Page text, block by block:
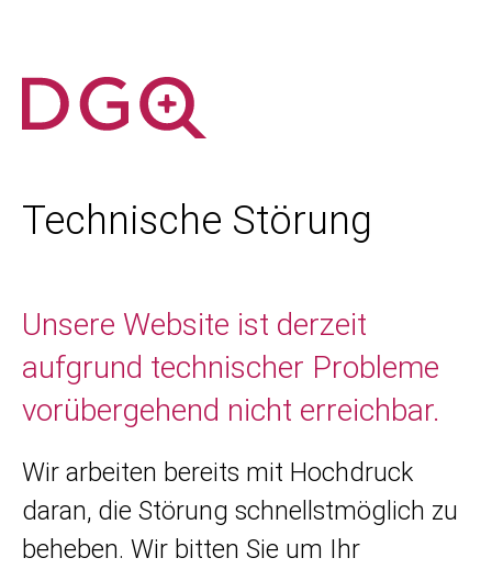
Technische Störung
Unsere Website ist derzeit
aufgrund technischer Probleme
vorübergehend nicht erreichbar.
Wir arbeiten bereits mit Hochdruck
daran, die Störung schnellstmöglich zu
beheben. Wir bitten Sie um Ihr